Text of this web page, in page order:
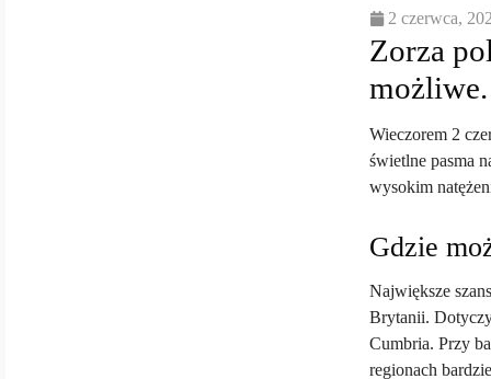
2 czerwca,
Zorza
możliwe.
Wieczorem 2
świetlne pasma
wysokim
Gdzie
Największe
Brytanii.
Cumbria. Przy
regionach